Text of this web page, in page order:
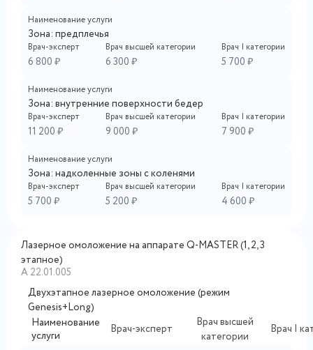
Наименование услуги
Зона: предплечья
Врач-эксперт
6 800 ₽
Врач высшей категории
6 300 ₽
Врач I категории
5 700 ₽
Наименование услуги
Зона: внутренние поверхности бедер
Врач-эксперт
11 200 ₽
Врач высшей категории
9 000 ₽
Врач I категории
7 900 ₽
Наименование услуги
Зона: надколенные зоны с коленями
Врач-эксперт
5 700 ₽
Врач высшей категории
5 200 ₽
Врач I категории
4 600 ₽
Лазерное омоложение на аппарате Q-MASTER (1, 2, 3
этапное)
А 22.01.005
Двухэтапное лазерное омоложение (режим
Genesis+Long)
Наименование
услуги
Врач-эксперт
Врач высшей
категории
Врач I